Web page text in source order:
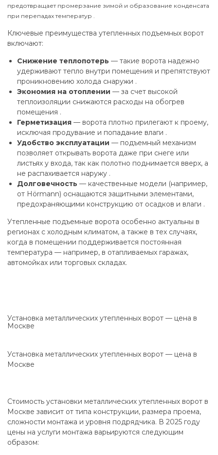
предотвращает промерзание зимой и образование конденсата
при перепадах температур .
Ключевые преимущества утепленных подъемных ворот
включают:
Снижение теплопотерь — такие ворота надежно
удерживают тепло внутри помещения и препятствуют
проникновению холода снаружи .
Экономия на отоплении — за счет высокой
теплоизоляции снижаются расходы на обогрев
помещения .
Герметизация — ворота плотно прилегают к проему,
исключая продувание и попадание влаги .
Удобство эксплуатации — подъемный механизм
позволяет открывать ворота даже при снеге или
листьях у входа, так как полотно поднимается вверх, а
не распахивается наружу .
Долговечность — качественные модели (например,
от Hörmann) оснащаются защитными элементами,
предохраняющими конструкцию от осадков и влаги .
Утепленные подъемные ворота особенно актуальны в
регионах с холодным климатом, а также в тех случаях,
когда в помещении поддерживается постоянная
температура — например, в отапливаемых гаражах,
автомойках или торговых складах.
Установка металлических утепленных ворот — цена в
Москве
Установка металлических утепленных ворот — цена в
Москве
Стоимость установки металлических утепленных ворот в
Москве зависит от типа конструкции, размера проема,
сложности монтажа и уровня подрядчика. В 2025 году
цены на услуги монтажа варьируются следующим
образом: